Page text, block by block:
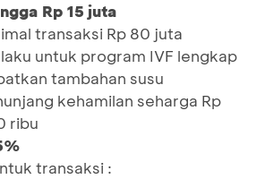
Rp 15 juta
transaksi Rp 80 juta
untuk program IVF lengkap
tambahan susu
kehamilan seharga Rp
ribu
transaksi :